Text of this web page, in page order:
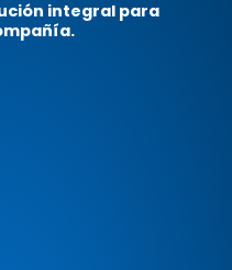
integral para